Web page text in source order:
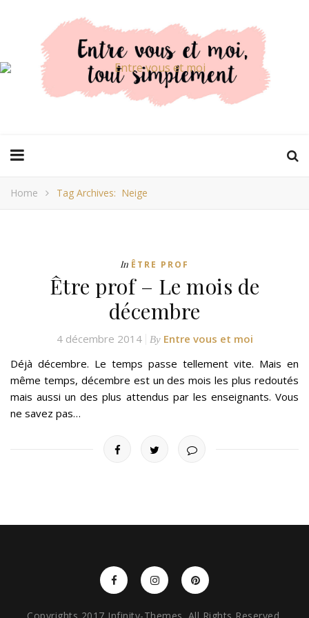
Home Tag Archives: Neige
In ÊTRE PROF
Être prof – Le mois de
décembre
4 décembre 2014 By Entre vous et moi
Déjà décembre. Le temps passe tellement vite. Mais en
même temps, décembre est un des mois les plus redoutés
mais aussi un des plus attendus par les enseignants. Vous
ne savez pas…